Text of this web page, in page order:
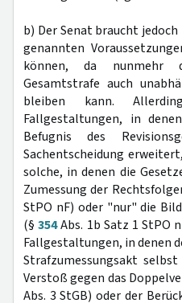
b) Der Senat braucht
genannten
können, da nunmehr
Gesamtstrafe auch
bleiben kann.
Fallgestaltungen, in
Befugnis des
Sachentscheidung
solche, in denen die
Zumessung der
StPO nF) oder "nur" die
(§354Abs. 1b Satz 1 StPO
Fallgestaltungen, in denen
Strafzumessungsakt
Verstoß gegen das
Abs. 3 StGB) oder der